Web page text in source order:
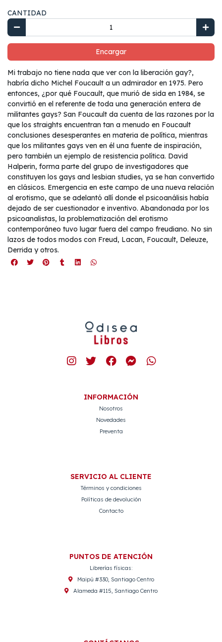
CANTIDAD
Encargar
Mi trabajo no tiene nada que ver con la liberación gay?,
habría dicho Michel Foucault a un admirador en 1975. Pero
entonces, ¿por qué Foucault, que murió de sida en 1984, se
convirtió en el referente de toda una generación entera de
militantes gays? San Foucault da cuenta de las razones por la
que los straights encuentran tan a menudo en Foucault
conclusiones desesperantes en materia de política, mientras
que los militantes gays ven en él una fuente de inspiración,
pero también un ejemplo de resistencia política. David
Halperin, forma parte del grupo de investigadores que
constituyen los gays and lesbian studies, ya se han convertido
en clásicos. Emergencia en este campo de una nueva relación
al erotismo, que se adelantó allí donde el psicoanálisis había
dejado de ser cuestionador e inventivo. Abandonada por los
psicoanalistas, la problematización del erotismo
contemporáneo tuvo lugar fuera del campo freudiano. No sin
lazos de todos modos con Freud, Lacan, Foucault, Deleuze,
Derrida y otros.
INFORMACIÓN
Nosotros
Novedades
Preventa
SERVICIO AL CLIENTE
Términos y condiciones
Políticas de devolución
Contacto
PUNTOS DE ATENCIÓN
Librerías físicas:
Maipú #330, Santiago Centro
Alameda #115, Santiago Centro